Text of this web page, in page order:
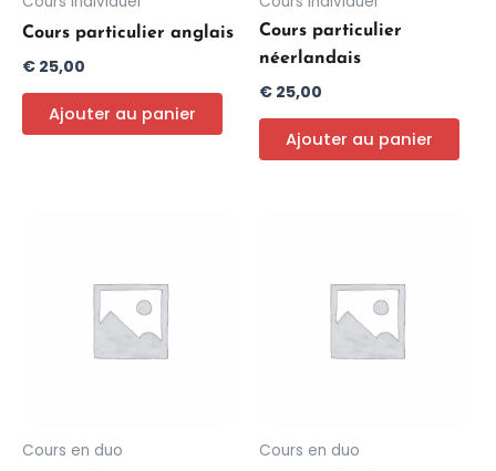
Cours particulier anglais
€ 25,00
Ajouter au panier
Cours particulier
néerlandais
€ 25,00
Ajouter au panier
Cours en duo Cours en duo